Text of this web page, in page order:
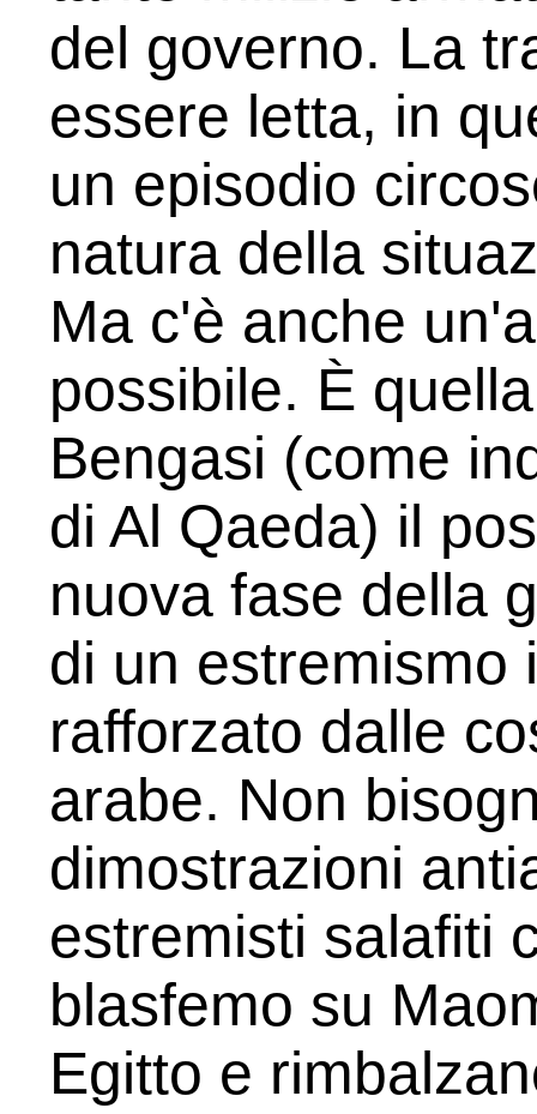
del governo. La
essere letta, in
un episodio
natura della
Ma c'è anche
possibile. È
Bengasi (come
di Al Qaeda) il
nuova fase della
di un estremismo
rafforzato dalle
arabe. Non
dimostrazioni
estremisti salafiti
blasfemo su
Egitto e